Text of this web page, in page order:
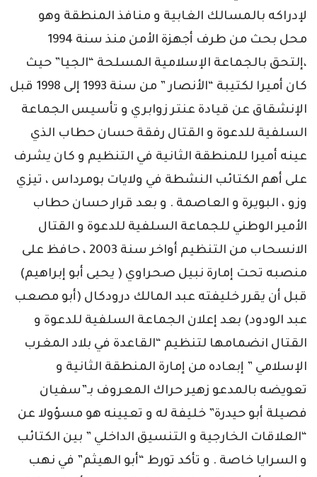
لإدراكه بالمسالك الغابية و منافذ المنطقة وهو
محل بحث من طرف أجهزة الأمن منذ سنة 1994
،إلتحق بالجماعة الإسلامية المسلحة “الجيا” حيث
كان أميرا لكتيبة “الأنصار ” من سنة 1993 إلى 1998 قبل
الإنشقاق عن قيادة عنتر زوابري و تأسيس الجماعة
السلفية للدعوة و القتال رفقة حسان حطاب الذي
عينه أميرا للمنطقة الثانية في التنظيم و كان يشرف
على أهم الكتائب النشطة في ولايات بومرداس ، تيزي
وزو ، البويرة و العاصمة . و بعد قرار حسان حطاب
الأمير الوطني للجماعة السلفية للدعوة و القتال
الانسحاب من التنظيم أواخر سنة 2003 ، حافظ على
منصبه تحت إمارة نبيل صحراوي ( يحيى أبو إبراهيم)
قبل أن يقرر خليفته عبد المالك درودكال (أبو مصعب
عبد الودود) بعد إعلان الجماعة السلفية للدعوة و
القتال انضمامها لتنظيم “القاعدة في بلاد المغرب
الإسلامي ” إبعاده من إمارة المنطقة الثانية و
تعويضه بالمدعو زهير حراك المعروف بـ”سفيان
فصيلة أبو حيدرة” خليفة له و تعيينه هو مسؤولا عن
“العلاقات الخارجية و التنسيق الداخلي ” بين الكتائب
و السرايا خاصة . و تأكد تورط “أبو الهيثم” في نهب